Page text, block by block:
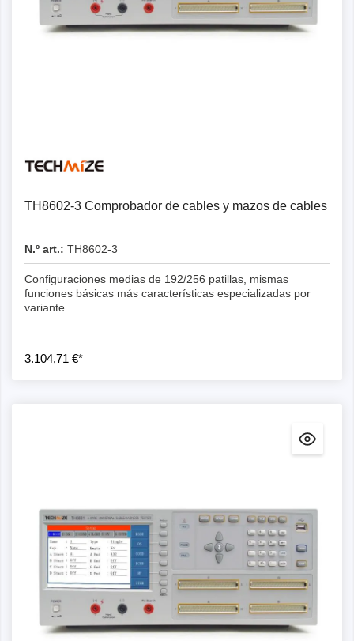
TH8602-3 Comprobador de cables y mazos de cables
N.º art.: TH8602-3
Configuraciones medias de 192/256 patillas, mismas
funciones básicas más características especializadas por
variante.
3.104,71 €*